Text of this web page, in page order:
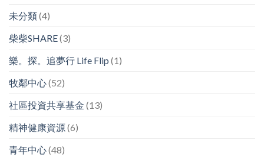
未分類(4)
柴柴SHARE(3)
樂。探。追夢行 Life Flip (1)
牧鄰中心(52)
社區投資共享基金 (13)
精神健康資源(6)
青年中心(48)